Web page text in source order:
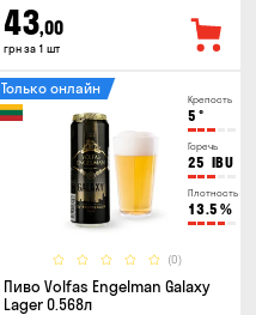
43,00
грн за 1 шт
Крепость
5 °
Горечь
25 IBU
Плотность
13.5 %
(0)
Только онлайн
Пиво Volfas Engelman Galaxy
Lager 0.568л